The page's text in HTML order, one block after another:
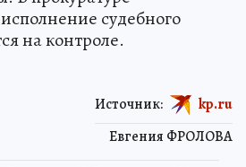
судебного
на контроле.
Евгения ФРОЛОВА
Источник: kp.ru